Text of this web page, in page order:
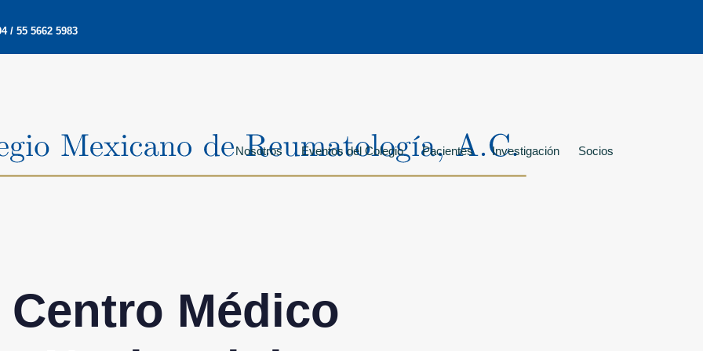
/ 55 5662 5983
Nosotros Eventos del Colegio Pacientes Investigación Socios
Centro Médico